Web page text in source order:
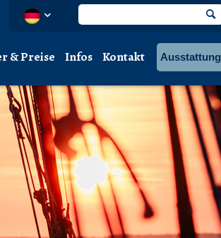
& Preise Infos Kontakt Ausstattung